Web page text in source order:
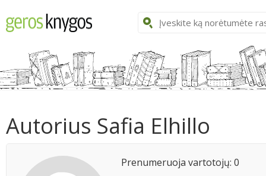
Autorius Safia Elhillo
Prenumeruoja vartotojų: 0